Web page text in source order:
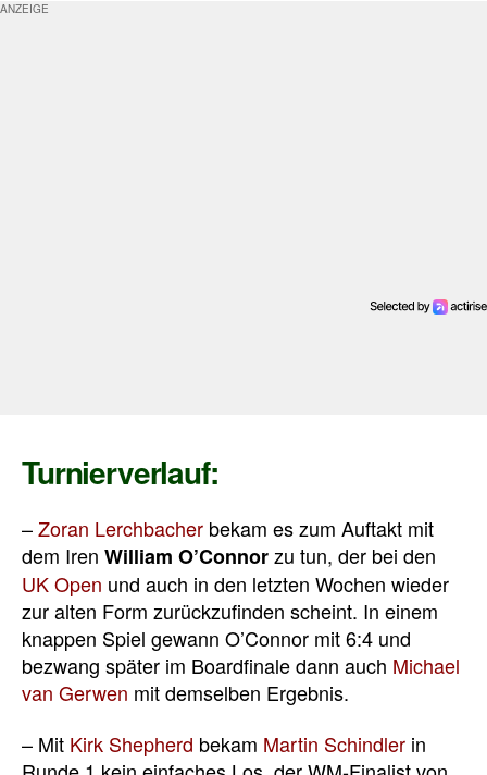
Turnierverlauf:
–Zoran Lerchbacher bekam es zum Auftakt mit
dem Iren William O’Connorzu tun, der bei den
UK Open und auch in den letzten Wochen wieder
zur alten Form zurückzufinden scheint. In einem
knappen Spiel gewann O’Connor mit 6:4 und
bezwang später im Boardfinale dann auch Michael
van Gerwen mit demselben Ergebnis.
– Mit Kirk Shepherd bekam Martin Schindler in